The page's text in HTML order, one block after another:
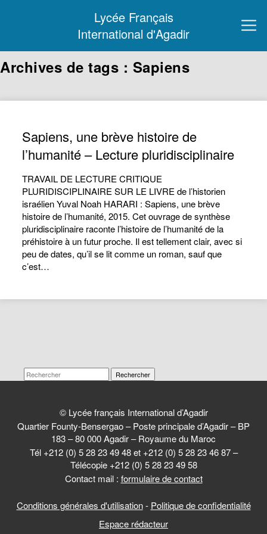
Lycée Français
International d'Agadir
Archives de tags : Sapiens
Sapiens, une brève histoire de
l’humanité – Lecture pluridisciplinaire
TRAVAIL DE LECTURE CRITIQUE
PLURIDISCIPLINAIRE SUR LE LIVRE de l’historien
israélien Yuval Noah HARARI : Sapiens, une brève
histoire de l’humanité, 2015. Cet ouvrage de synthèse
pluridisciplinaire raconte l’histoire de l’humanité de la
préhistoire à un futur proche. Il est tellement clair, avec si
peu de dates, qu’il se lit comme un roman, sauf que
c’est…
Rechercher
© Lycée français International d’Agadir
Quartier Founty-Bensergao – Poste principale d’Agadir – BP
183 – 80 000 Agadir – Royaume du Maroc
Tél +212 (0) 5 28 23 49 48 et +212 (0) 5 28 23 46 87 –
Télécopie +212 (0) 5 28 23 49 58
Contact mail : formulaire de contact
Conditions générales d'utilisation- Politique de confidentialité
Espace rédacteur